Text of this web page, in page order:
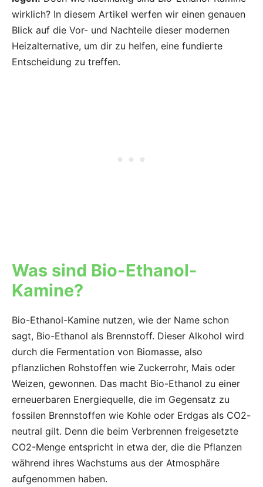
wirklich? In diesem Artikel werfen wir einen genauen
Blick auf die Vor- und Nachteile dieser modernen
Heizalternative, um dir zu helfen, eine fundierte
Entscheidung zu treffen.
Was sind Bio-Ethanol-
Kamine?
Bio-Ethanol-Kamine nutzen, wie der Name schon
sagt, Bio-Ethanol als Brennstoff. Dieser Alkohol wird
durch die Fermentation von Biomasse, also
pflanzlichen Rohstoffen wie Zuckerrohr, Mais oder
Weizen, gewonnen. Das macht Bio-Ethanol zu einer
erneuerbaren Energiequelle, die im Gegensatz zu
fossilen Brennstoffen wie Kohle oder Erdgas als CO2-
neutral gilt. Denn die beim Verbrennen freigesetzte
CO2-Menge entspricht in etwa der, die die Pflanzen
während ihres Wachstums aus der Atmosphäre
aufgenommen haben.